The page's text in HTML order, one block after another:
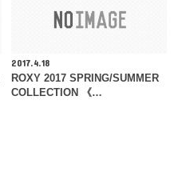
2017.4.18
ROXY 2017 SPRING/SUMMER
COLLECTION 《…